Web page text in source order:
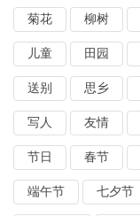
菊花 柳树
儿童 田园
送别 思乡
写人 友情
节日 春节
端午节 七夕节